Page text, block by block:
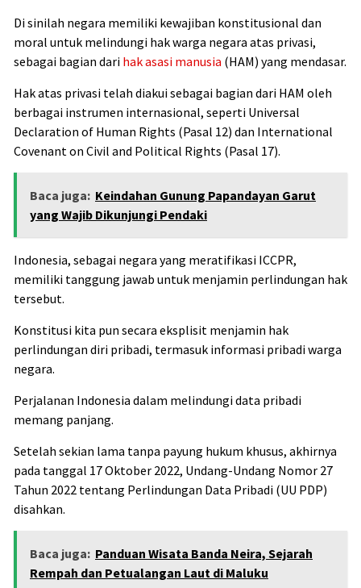
Di sinilah negara memiliki kewajiban konstitusional dan
moral untuk melindungi hak warga negara atas privasi,
sebagai bagian dari hak asasi manusia (HAM) yang mendasar.
Hak atas privasi telah diakui sebagai bagian dari HAM oleh
berbagai instrumen internasional, seperti Universal
Declaration of Human Rights (Pasal 12) dan International
Covenant on Civil and Political Rights (Pasal 17).
Baca juga: Keindahan Gunung Papandayan Garut
yang Wajib Dikunjungi Pendaki
Indonesia, sebagai negara yang meratifikasi ICCPR,
memiliki tanggung jawab untuk menjamin perlindungan hak
tersebut.
Konstitusi kita pun secara eksplisit menjamin hak
perlindungan diri pribadi, termasuk informasi pribadi warga
negara.
Perjalanan Indonesia dalam melindungi data pribadi
memang panjang.
Setelah sekian lama tanpa payung hukum khusus, akhirnya
pada tanggal 17 Oktober 2022, Undang-Undang Nomor 27
Tahun 2022 tentang Perlindungan Data Pribadi (UU PDP)
disahkan.
Baca juga: Panduan Wisata Banda Neira, Sejarah
Rempah dan Petualangan Laut di Maluku